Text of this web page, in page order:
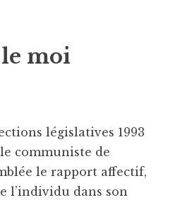
moi
législatives 1993
communiste de
le rapport affectif,
l’individu dans son